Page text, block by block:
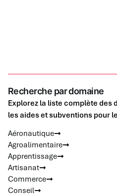
Recherche par domaine
Explorez la liste complète des
les aides et subventions pour
Aéronautique
Agroalimentaire
Apprentissage
Artisanat
Commerce
Conseil